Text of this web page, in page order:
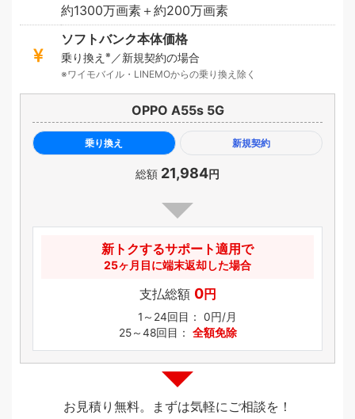
約1300万画素＋約200万画素
ソフトバンク本体価格
乗り換え ※ ／新規契約の場合
ワイモバイル・LINEMOからの乗り換え除く
OPPO A55s 5G
乗り換え 新規契約
総額 21,984円
新トクするサポート適用で
25ヶ月目に端末返却した場合
支払総額 0円
1～24回目： 0円/月
25～48回目： 全額免除
お見積り無料。まずは気軽にご相談を！